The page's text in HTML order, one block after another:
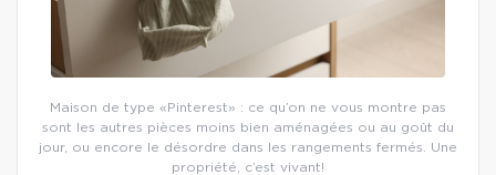
Maison de type «Pinterest» : ce qu’on ne vous montre pas
sont les autres pièces moins bien aménagées ou au goût du
jour, ou encore le désordre dans les rangements fermés. Une
propriété, c’est vivant!